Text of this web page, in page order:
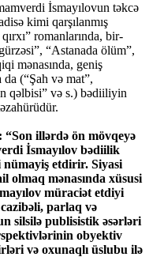
İsmayılovun təkcə
kimi qarşılanmış
romanlarında, bir-
“Astanada ölüm”,
mənasında, geniş
(“Şah və mat”,
qəlbisi” və s.) bədiiliyin
illərdə ön mövqeyə
İsmayılov bədiilik
nümayiş etdirir. Siyasi
olmaq mənasında xüsusi
müraciət etdiyi
parlaq və
silsilə publisistik əsərləri
obyektiv
və oxunaqlı üslubu ilə